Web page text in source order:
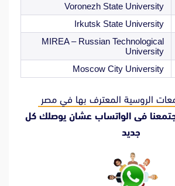
Voronezh State University
Irkutsk State University
MIREA – Russian Technological
University
Moscow City University
الروسية المعترف بها في مصر
فى الواتساب عشان يوصلك كل
جديد